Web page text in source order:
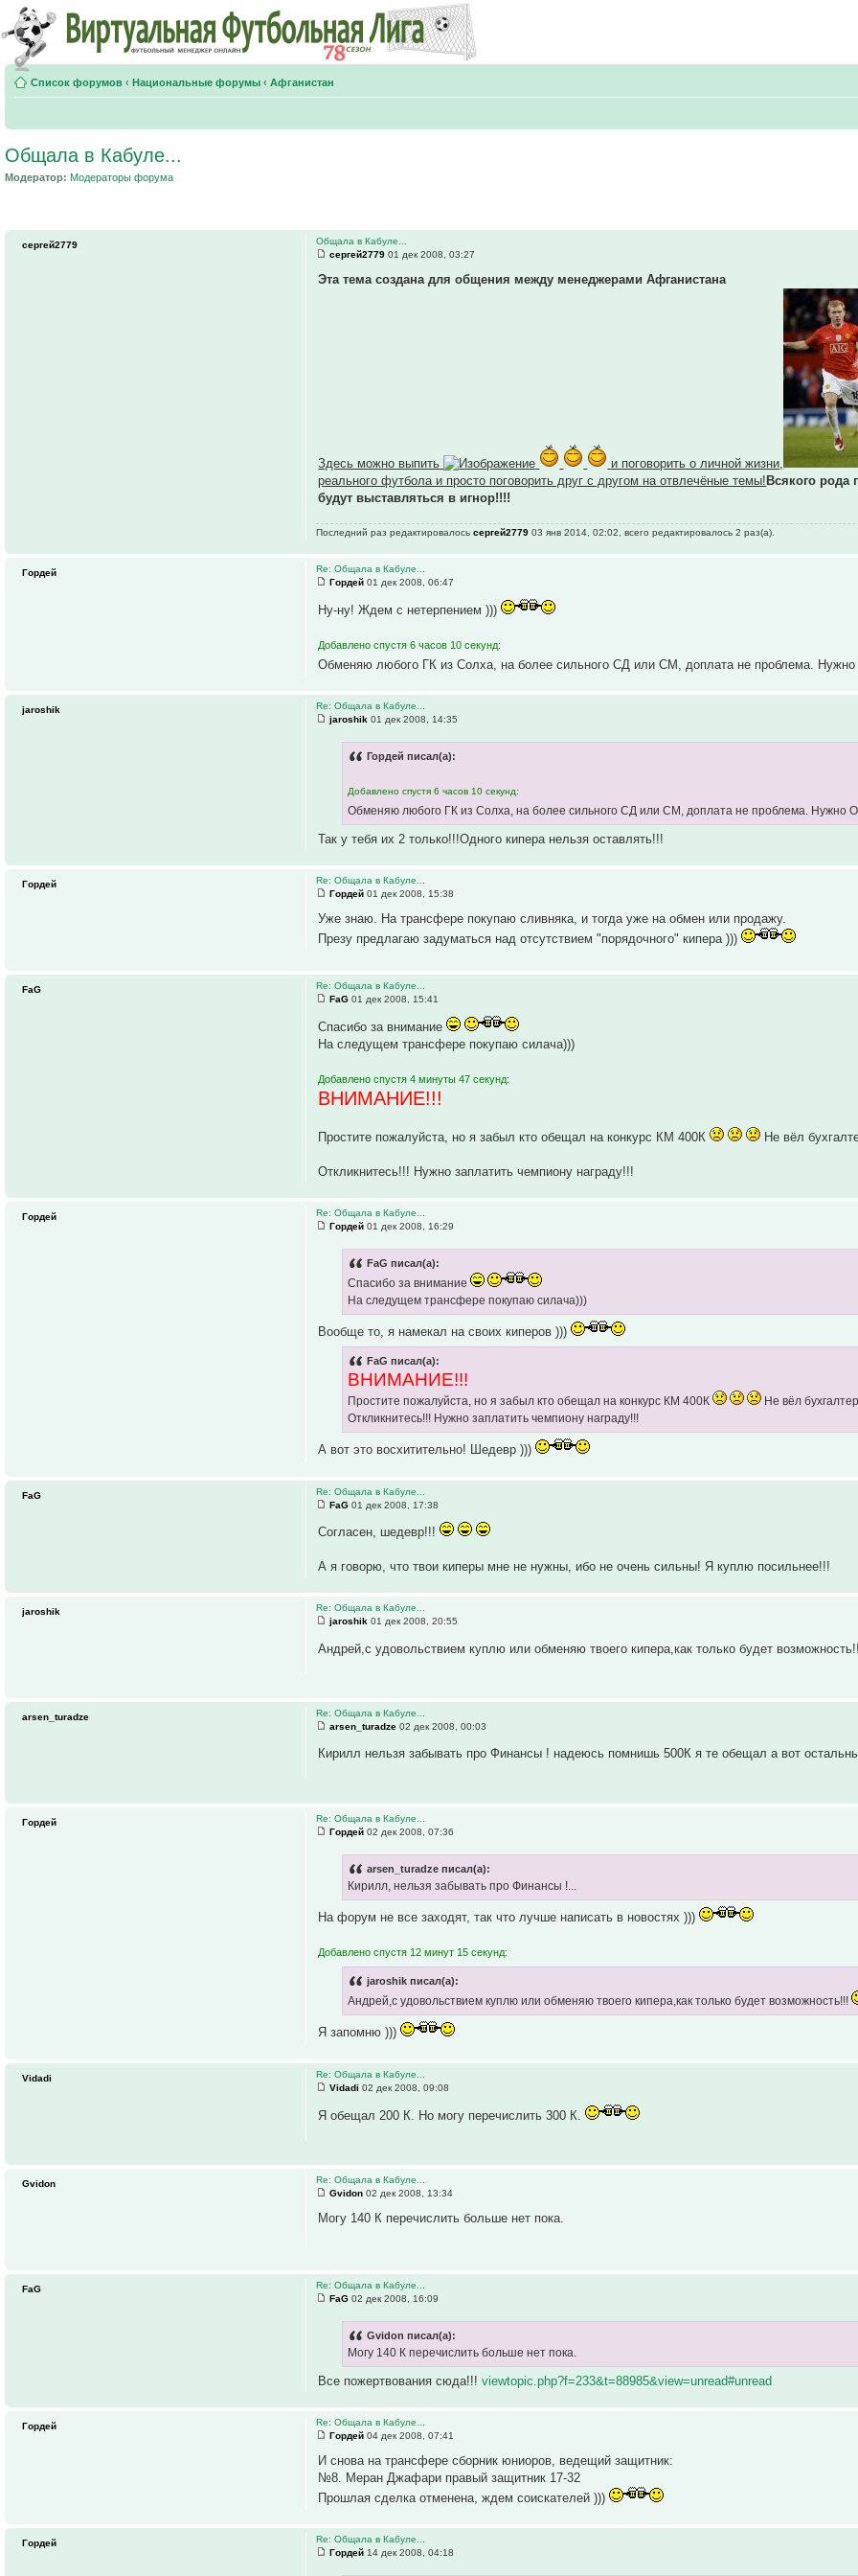
Список форумов ‹ Национальные форумы ‹ Афганистан
Общала в Кабуле...
Модератор: Модераторы форума
Общала в Кабуле...
сергей2779 01 дек 2008, 03:27
Эта тема создана для общения между менеджерами Афганистана
Здесь можно выпить и поговорить о личной жизни,
реального футбола и просто поговорить друг с другом на отвлечёные темы!Всякого рода
будут выставляться в игнор!!!!
Последний раз редактировалосьсергей2779 03 янв 2014, 02:02, всего редактировалось 2 раз(а).
сергей2779
Re: Общала в Кабуле...
Гордей 01 дек 2008, 06:47
Ну-ну! Ждем с нетерпением )))
Добавлено спустя 6 часов 10 секунд:
Обменяю любого ГК из Солха, на более сильного СД или СМ, доплата не проблема.
Гордей
Re: Общала в Кабуле...
jaroshik 01 дек 2008, 14:35
Гордей писал(а):
Добавлено спустя 6 часов 10 секунд:
Обменяю любого ГК из Солха, на более сильного СД или СМ, доплата не проблема. Нужно
Так у тебя их 2 только!!!Одного кипера нельзя оставлять!!!
jaroshik
Re: Общала в Кабуле...
Гордей 01 дек 2008, 15:38
Уже знаю. На трансфере покупаю сливняка, и тогда уже на обмен или продажу.
Презу предлагаю задуматься над отсутствием "порядочного" кипера )))
Гордей
Re: Общала в Кабуле...
FaG 01 дек 2008, 15:41
Спасибо за внимание
На следущем трансфере покупаю силача)))
Добавлено спустя 4 минуты 47 секунд:
ВНИМАНИЕ!!!
Простите пожалуйста, но я забыл кто обещал на конкурс КМ 400К Не вёл
Откликнитесь!!! Нужно заплатить чемпиону награду!!!
FaG
Re: Общала в Кабуле...
Гордей 01 дек 2008, 16:29
FaG писал(а):
Спасибо за внимание
На следущем трансфере покупаю силача)))
Вообще то, я намекал на своих киперов )))
FaG писал(а):
ВНИМАНИЕ!!!
Простите пожалуйста, но я забыл кто обещал на конкурс КМ 400К
Не вёл
Откликнитесь!!! Нужно заплатить чемпиону награду!!!
А вот это восхитительно! Шедевр )))
Гордей
Re: Общала в Кабуле...
FaG 01 дек 2008, 17:38
Согласен, шедевр!!!
А я говорю, что твои киперы мне не нужны, ибо не очень сильны! Я куплю посильнее!!!
FaG
Re: Общала в Кабуле...
jaroshik 01 дек 2008, 20:55
Андрей,с удовольствием куплю или обменяю твоего кипера,как только будет
jaroshik
Re: Общала в Кабуле...
arsen_turadze 02 дек 2008, 00:03
Кирилл нельзя забывать про Финансы ! надеюсь помнишь 500К я те обещал а вот
arsen_turadze
Re: Общала в Кабуле...
Гордей 02 дек 2008, 07:36
arsen_turadze писал(а):
Кирилл, нельзя забывать про Финансы !...
На форум не все заходят, так что лучше написать в новостях )))
Добавлено спустя 12 минут 15 секунд:
jaroshik писал(а):
Андрей,с удовольствием куплю или обменяю твоего кипера,как только будет возможность!!!
Я запомню )))
Гордей
Re: Общала в Кабуле...
Vidadi 02 дек 2008, 09:08
Я обещал 200 К. Но могу перечислить 300 К.
Vidadi
Re: Общала в Кабуле...
Gvidon 02 дек 2008, 13:34
Могу 140 К перечислить больше нет пока.
Gvidon
Re: Общала в Кабуле...
FaG 02 дек 2008, 16:09
Gvidon писал(а):
Могу 140 К перечислить больше нет пока.
Все пожертвования сюда!!!viewtopic.php?f=233&t=88985&view=unread#unread
FaG
Re: Общала в Кабуле...
Гордей 04 дек 2008, 07:41
И снова на трансфере сборник юниоров, ведещий защитник:
№8. Меран Джафари правый защитник 17-32
Прошлая сделка отменена, ждем соискателей )))
Гордей
Re: Общала в Кабуле...
Гордей 14 дек 2008, 04:18
Гордей